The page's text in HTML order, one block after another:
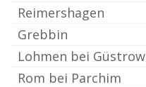
Reimershagen
Grebbin
Lohmen bei Güstrow
Rom bei Parchim